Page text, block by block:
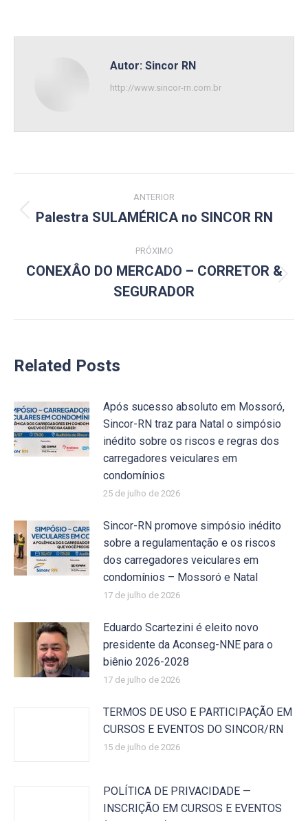
Autor: Sincor RN
http://www.sincor-rn.com.br
de
ANTERIOR
Post
Palestra SULAMÉRICA no SINCOR RN
PRÓXIMO
post:
CONEXÂO DO MERCADO – CORRETOR &
SEGURADOR
Related Posts
Após sucesso absoluto em Mossoró,
Sincor-RN traz para Natal o simpósio
inédito sobre os riscos e regras dos
carregadores veiculares em
condomínios
25 de julho de 2026
Sincor-RN promove simpósio inédito
sobre a regulamentação e os riscos
dos carregadores veiculares em
condomínios – Mossoró e Natal
17 de julho de 2026
Eduardo Scartezini é eleito novo
presidente da Aconseg-NNE para o
biênio 2026-2028
17 de julho de 2026
TERMOS DE USO E PARTICIPAÇÃO EM
CURSOS E EVENTOS DO SINCOR/RN
15 de julho de 2026
POLÍTICA DE PRIVACIDADE —
INSCRIÇÃO EM CURSOS E EVENTOS